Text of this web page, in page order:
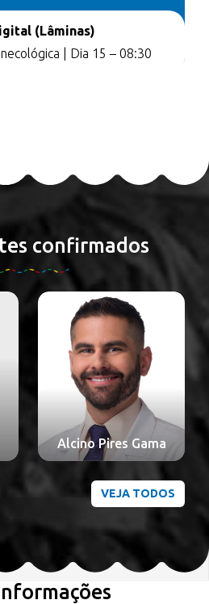
(Lâminas)
| Dia 15 – 08:30
confirmados
Alcino Pires Gama
VEJA TODOS